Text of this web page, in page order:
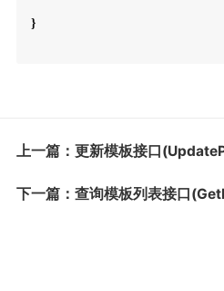
}
上一篇：更新模板接口
下一篇：查询模板列表接口